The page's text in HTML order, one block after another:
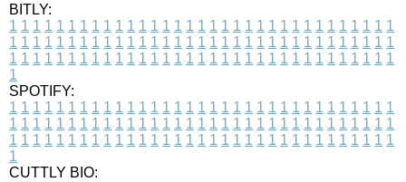
BITLY:
1 1 1 1 1 1 1 1 1 1 1 1 1 1 1 1 1 1 1 1 1 1 1 1 1 1 1 1 1 1 1 1 1
1 1 1 1 1 1 1 1 1 1 1 1 1 1 1 1 1 1 1 1 1 1 1 1 1 1 1 1 1 1 1 1 1
1 1 1 1 1 1 1 1 1 1 1 1 1 1 1 1 1 1 1 1 1 1 1 1 1 1 1 1 1 1 1 1 1
1
SPOTIFY:
1 1 1 1 1 1 1 1 1 1 1 1 1 1 1 1 1 1 1 1 1 1 1 1 1 1 1 1 1 1 1 1 1
1 1 1 1 1 1 1 1 1 1 1 1 1 1 1 1 1 1 1 1 1 1 1 1 1 1 1 1 1 1 1 1 1
1 1 1 1 1 1 1 1 1 1 1 1 1 1 1 1 1 1 1 1 1 1 1 1 1 1 1 1 1 1 1 1 1
1
CUTTLY BIO: